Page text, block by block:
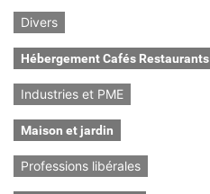
Divers
Hébergement Cafés Restaurants
Industries et PME
Maison et jardin
Professions libérales